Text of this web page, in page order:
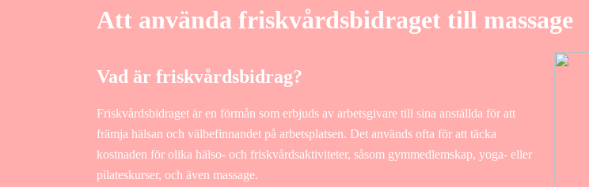
Att använda friskvårdsbidraget till massage
Vad är friskvårdsbidrag?
Friskvårdsbidraget är en förmån som erbjuds av arbetsgivare till sina anställda för att
främja hälsan och välbefinnandet på arbetsplatsen. Det används ofta för att täcka
kostnaden för olika hälso- och friskvårdsaktiviteter, såsom gymmedlemskap, yoga- eller
pilateskurser, och även massage.